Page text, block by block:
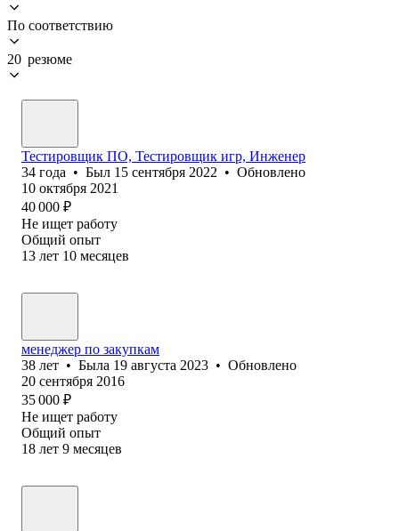
По соответствию
20 резюме
Тестировщик ПО, Тестировщик игр, Инженер
34 года • Был 15 сентября 2022 • Обновлено
10 октября 2021
40 000 ₽
Не ищет работу
Общий опыт
13 лет 10 месяцев
менеджер по закупкам
38 лет • Была 19 августа 2023 • Обновлено
20 сентября 2016
35 000 ₽
Не ищет работу
Общий опыт
18 лет 9 месяцев